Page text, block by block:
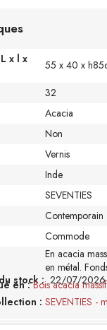
x l x
55 x 40 x
32
Acacia
Non
Vernis
Inde
SEVENTIES
Contemporain
Commode
En acacia
en métal.
stock : 22/07/2026
en Bois acacia massif
SEVENTIES -